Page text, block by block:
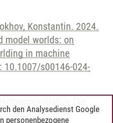
Konstantin. 2024.
model worlds: on
in machine
10.1007/s00146-024-
den Analysedienst Google
personenbezogene